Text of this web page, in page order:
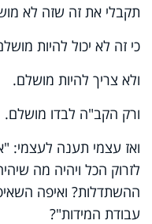
תקבלי את זה שזה לא
כי זה לא יכול להיות
ולא צריך להיות מושלם.
ורק הקב"ה לבדו מושלם.
ואז עצמי תענה לעצמי:
לזרוק הכל ויהיה מה
ההשתדלות? ואיפה
עבודת המידות"?